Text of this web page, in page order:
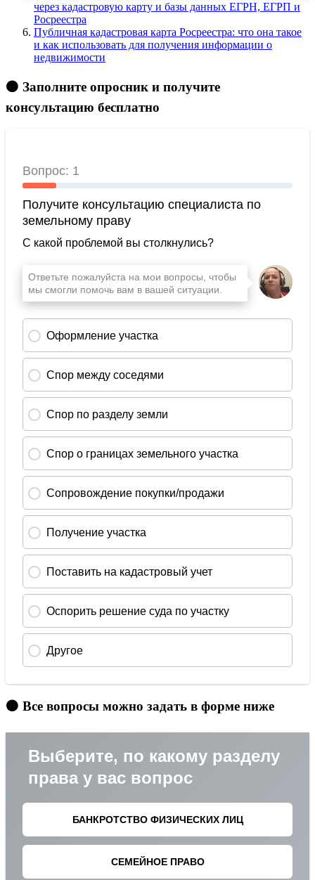
через кадастровую карту и базы данных ЕГРН, ЕГРП и
Росреестра
Публичная кадастровая карта Росреестра: что она такое
и как использовать для получения информации о
недвижимости
🟠 Заполните опросник и получите
консультацию бесплатно
🟠 Все вопросы можно задать в форме ниже